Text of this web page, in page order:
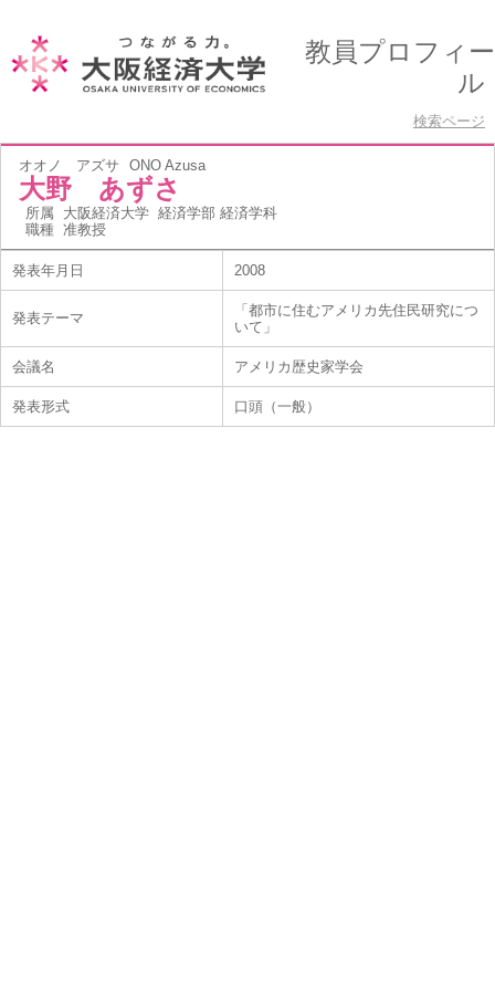
教員プロフィー
ル
検索ページ
オオノ アズサ ONO Azusa
大野 あずさ
所属 大阪経済大学 経済学部 経済学科
職種 准教授
発表年月日 2008
発表テーマ
「都市に住むアメリカ先住民研究につ
いて」
会議名 アメリカ歴史家学会
発表形式 口頭（一般）